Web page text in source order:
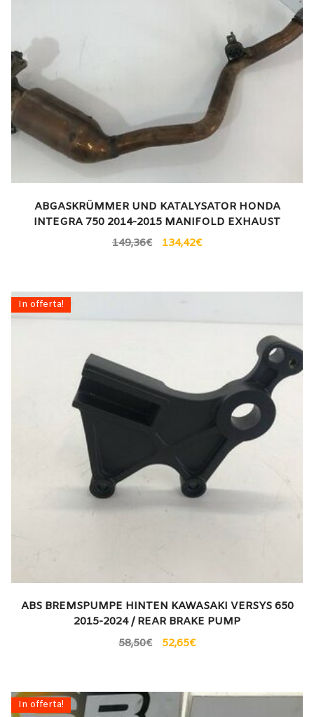
ABGASKRÜMMER UND KATALYSATOR HONDA
INTEGRA 750 2014-2015 MANIFOLD EXHAUST
149,36€ 134,42€
In offerta!
ABS BREMSPUMPE HINTEN KAWASAKI VERSYS 650
2015-2024 / REAR BRAKE PUMP
58,50€ 52,65€
In offerta!